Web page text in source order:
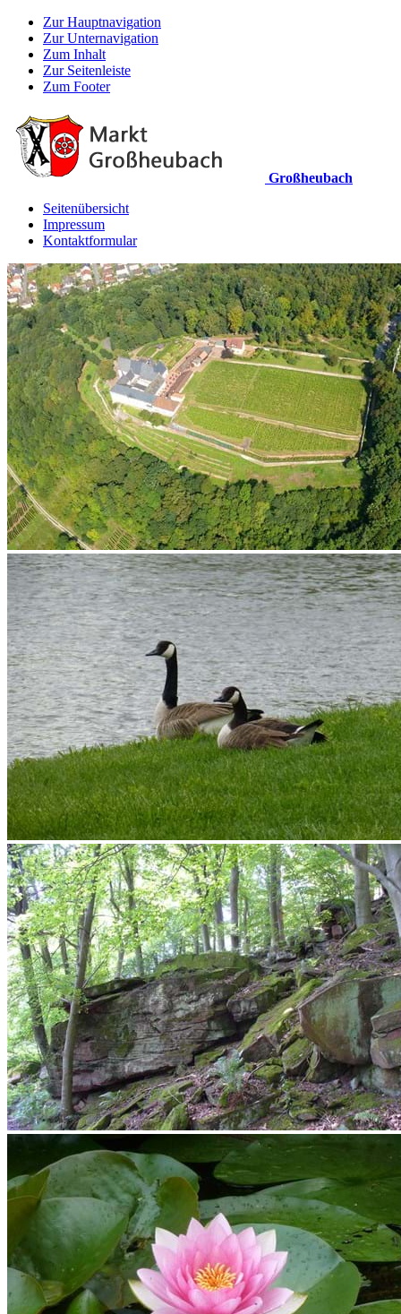
Zur Hauptnavigation
Zur Unternavigation
Zum Inhalt
Zur Seitenleiste
Zum Footer
Großheubach
Seitenübersicht
Impressum
Kontaktformular